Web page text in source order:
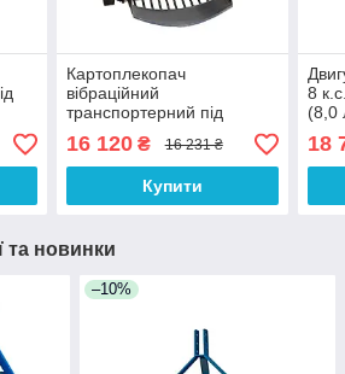
Картоплекопач
вібраційний
транспортерний під
мототрактор з гідравлікою
16 120₴ 16 231 ₴
Купити
8
(8,0
18
та новинки
–10%